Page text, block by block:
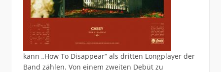
kann „How To Disappear“ als dritten Longplayer der
Band zählen. Von einem zweiten Debüt zu